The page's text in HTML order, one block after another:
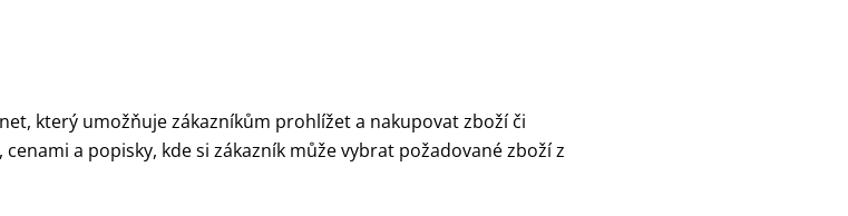
který umožňuje zákazníkům prohlížet a nakupovat zboží či
a popisky, kde si zákazník může vybrat požadované zboží z